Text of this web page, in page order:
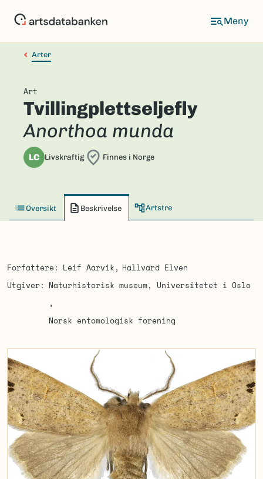
Arter
Art
Tvillingplettseljefly
Anorthoa munda
LC Livskraftig Finnes i Norge
Oversikt Beskrivelse Artstre
Forfattere Leif Aarvik
Hallvard Elven
Utgiver
Naturhistorisk museum, Universitetet i Oslo
Norsk entomologisk forening